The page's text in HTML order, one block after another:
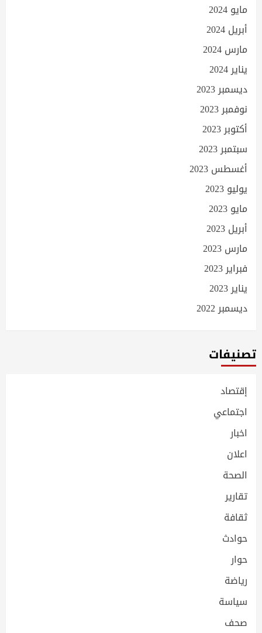
مايو 2024
أبريل 2024
مارس 2024
يناير 2024
ديسمبر 2023
نوفمبر 2023
أكتوبر 2023
سبتمبر 2023
أغسطس 2023
يوليو 2023
مايو 2023
أبريل 2023
مارس 2023
فبراير 2023
يناير 2023
ديسمبر 2022
تصنيفات
إقتصاد
اجتماعي
اخبار
اعلان
الصحة
تقارير
ثقافة
حوادث
حوار
رياضة
سياسة
صحف